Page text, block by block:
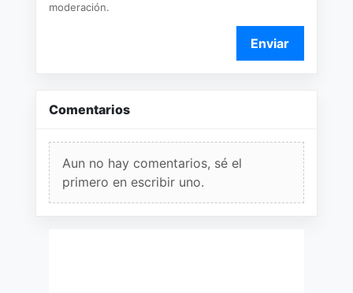
moderación.
Enviar
Comentarios
Aun no hay comentarios, sé el
primero en escribir uno.